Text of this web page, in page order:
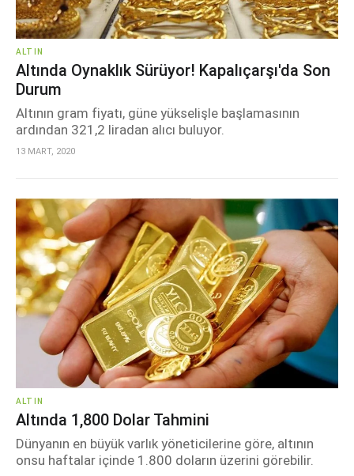
ALTIN
Altında Oynaklık Sürüyor! Kapalıçarşı'da Son
Durum
Altının gram fiyatı, güne yükselişle başlamasının
ardından 321,2 liradan alıcı buluyor.
13 MART, 2020
ALTIN
Altında 1,800 Dolar Tahmini
Dünyanın en büyük varlık yöneticilerine göre, altının
onsu haftalar içinde 1.800 doların üzerini görebilir.